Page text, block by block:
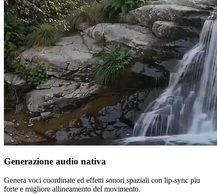
Generazione audio nativa
Genera voci coordinate ed effetti sonori spaziali con lip-sync piu
forte e migliore allineamento del movimento.